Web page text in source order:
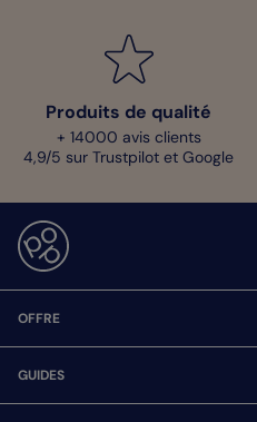
Produits de qualité
+ 14000 avis clients
4,9/5 sur Trustpilot et Google
OFFRE
GUIDES